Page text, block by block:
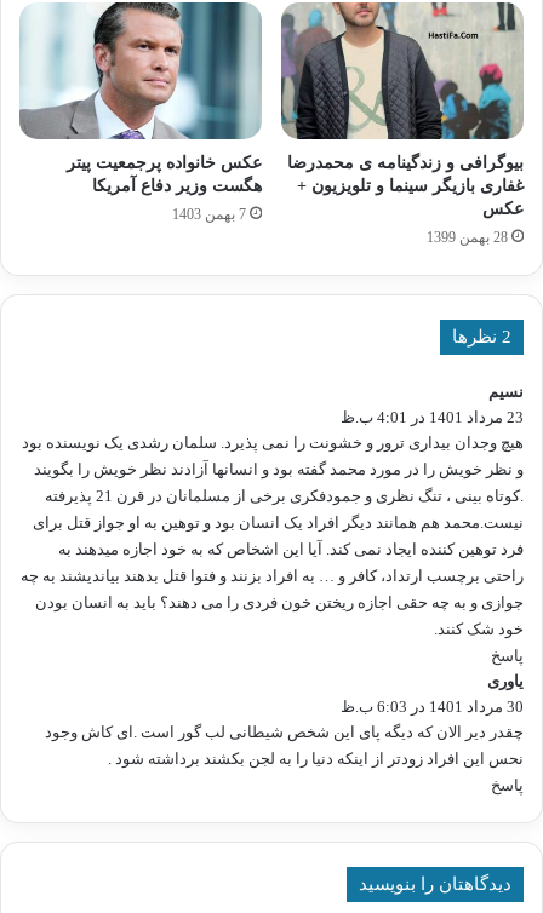
بیوگرافی و زندگینامه ی محمدرضا
غفاری بازیگر سینما و تلویزیون +
عکس
28 بهمن 1399
عکس خانواده پرجمعیت پیتر
هگست وزیر دفاع آمریکا
7 بهمن 1403
‫2 نظرها
نسیم
ف
ت
23 مرداد 1401 در 4:01 ب.ظ
هیچ وجدان بیداری ترور و خشونت را نمی پذیرد. سلمان رشدی یک نویسنده بود
و نظر خویش را در مورد محمد گفته بود و انسانها آزادند نظر خویش را بگویند
.کوتاه بینی ، تنگ نظری و جمودفکری برخی از مسلمانان در قرن 21 پذیرفته
نیست.محمد هم همانند دیگر افراد یک انسان بود و توهین به او جواز قتل برای
فرد توهین کننده ایجاد نمی کند. آیا این اشخاص که به خود اجازه میدهند به
راحتی برچسب ارتداد، کافر و … به افراد بزنند و فتوا قتل بدهند بیاندیشند به چه
جوازی و به چه حقی اجازه ریختن خون فردی را می دهند؟ باید به انسان بودن
خود شک کنند.
پاسخ
یاوری
ف
ت
:
30 مرداد 1401 در 6:03 ب.ظ
چقدر دیر الان که دیگه پای این شخص شیطانی لب گور است .ای کاش وجود
نحس این افراد زودتر از اینکه دنیا را به لجن بکشند برداشته شود .
پاسخ
دیدگاهتان را بنویسید